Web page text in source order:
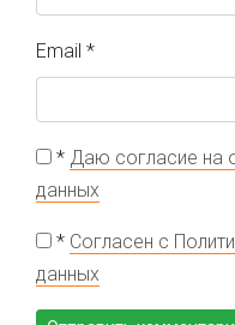
Email *
* Даю согласие на
данных
* Согласен с
данных